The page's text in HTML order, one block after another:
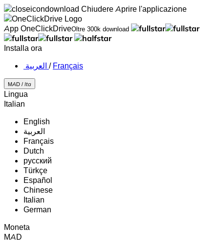
Chiudere Aprire l'applicazione
App OneClickDriveOltre 300k download
Installa ora
‏العربية ‏ / Français
MAD / Ita
Lingua
Italian
English
‏العربية‏
Français
Dutch
русский
Türkçe
Español
Chinese
Italian
German
Moneta
MAD